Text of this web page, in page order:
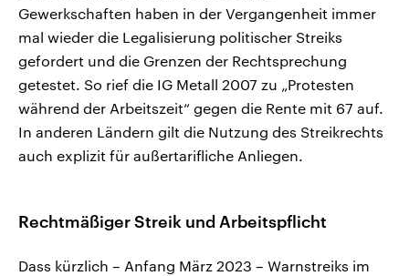
Gewerkschaften haben in der Vergangenheit immer
mal wieder die Legalisierung politischer Streiks
gefordert und die Grenzen der Rechtsprechung
getestet. So rief die IG Metall 2007 zu „Protesten
während der Arbeitszeit“ gegen die Rente mit 67 auf.
In anderen Ländern gilt die Nutzung des Streikrechts
auch explizit für außertarifliche Anliegen.
Rechtmäßiger Streik und Arbeitspflicht
Dass kürzlich – Anfang März 2023 – Warnstreiks im